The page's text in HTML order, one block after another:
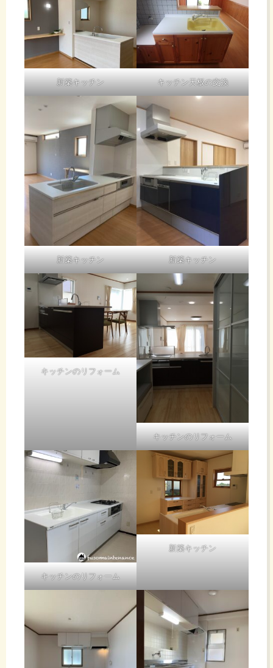
新築キッチン キッチン天板の交換
新築キッチン 新築キッチン
キッチンのリフォーム
キッチンのリフォーム
キッチンのリフォーム
新築キッチン